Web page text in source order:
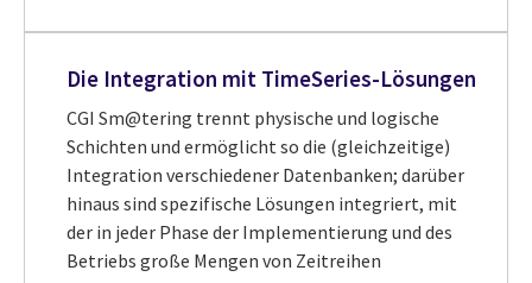
Die Integration mit TimeSeries-Lösungen
CGI Sm@tering trennt physische und logische
Schichten und ermöglicht so die (gleichzeitige)
Integration verschiedener Datenbanken; darüber
hinaus sind spezifische Lösungen integriert, mit
der in jeder Phase der Implementierung und des
Betriebs große Mengen von Zeitreihen